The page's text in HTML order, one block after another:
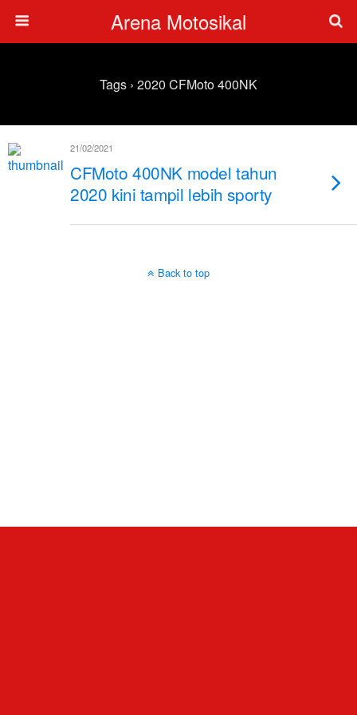
Arena Motosikal
Tags › 2020 CFMoto 400NK
21/02/2021
CFMoto 400NK model tahun
2020 kini tampil lebih sporty
Back to top